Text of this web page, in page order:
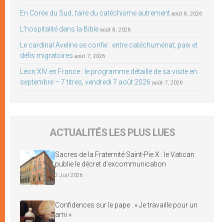
En Corée du Sud, faire du catéchisme autrement août 8, 2026
L’hospitalité dans la Bible août 8, 2026
Le cardinal Aveline se confie : entre catéchuménat, paix et
défis migratoires août 7, 2026
Léon XIV en France : le programme détaillé de sa visite en
septembre – 7 titres, vendredi 7 août 2026 août 7, 2026
ACTUALITÉS LES PLUS LUES
Sacres de la Fraternité Saint-Pie X : le Vatican
publie le décret d’excommunication
2 Juil 2026
Confidences sur le pape : « Je travaille pour un
ami »